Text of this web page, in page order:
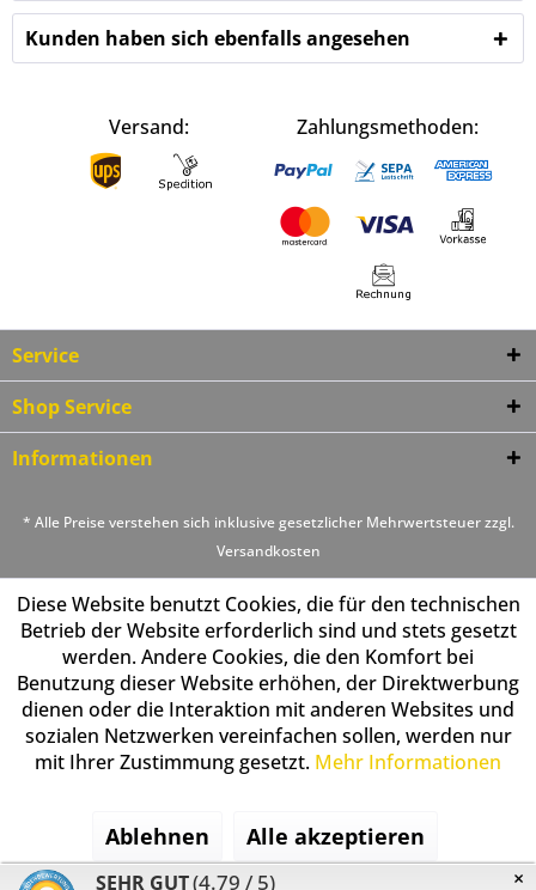
Kunden haben sich ebenfalls angesehen
Versand: Zahlungsmethoden:
Service
Shop Service
Informationen
* Alle Preise verstehen sich inklusive gesetzlicher Mehrwertsteuer zzgl.
Versandkosten
Diese Website benutzt Cookies, die für den technischen
Betrieb der Website erforderlich sind und stets gesetzt
werden. Andere Cookies, die den Komfort bei
Benutzung dieser Website erhöhen, der Direktwerbung
dienen oder die Interaktion mit anderen Websites und
sozialen Netzwerken vereinfachen sollen, werden nur
mit Ihrer Zustimmung gesetzt. Mehr Informationen
Ablehnen Alle akzeptieren
×
SEHR GUT(4.79 / 5)